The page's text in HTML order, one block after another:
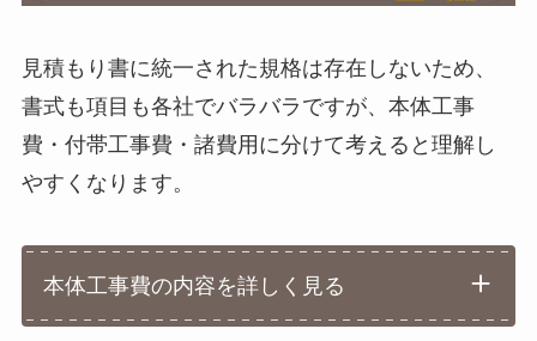
見積もり書に統一された規格は存在しないため、
書式も項目も各社でバラバラですが、本体工事
費・付帯工事費・諸費用に分けて考えると理解し
やすくなります。
本体工事費の内容を詳しく見る